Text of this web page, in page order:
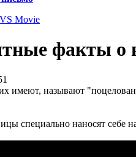
Movie
факты о
имеют, называют
специально наносят себе